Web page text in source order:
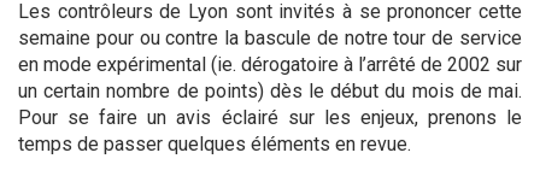
Les contrôleurs de Lyon sont invités à se prononcer cette
semaine pour ou contre la bascule de notre tour de service
en mode expérimental (ie. dérogatoire à l’arrêté de 2002 sur
un certain nombre de points) dès le début du mois de mai.
Pour se faire un avis éclairé sur les enjeux, prenons le
temps de passer quelques éléments en revue.